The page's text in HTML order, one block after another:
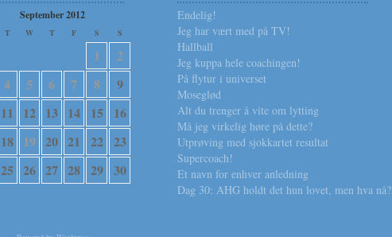
September 2012
T W T F S S
1
2
4 5 6 7 8
9
11 12 13 14 15
16
18 19 20 21 22 23
25 26 27 28 29 30
Endelig!
Jeg har vært med på TV!
Hallball
Jeg kuppa hele coachingen!
På flytur i universet
Moseglød
Alt du trenger å vite om lytting
Må jeg virkelig høre på dette?
Utprøving med sjokkartet resultat
Supercoach!
Et navn for enhver anledning
Dag 30: AHG holdt det hun lovet, men hva nå?